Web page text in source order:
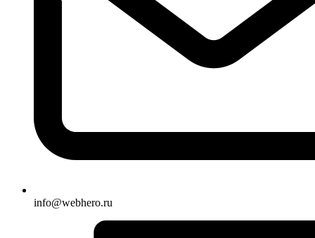
info@webhero.ru